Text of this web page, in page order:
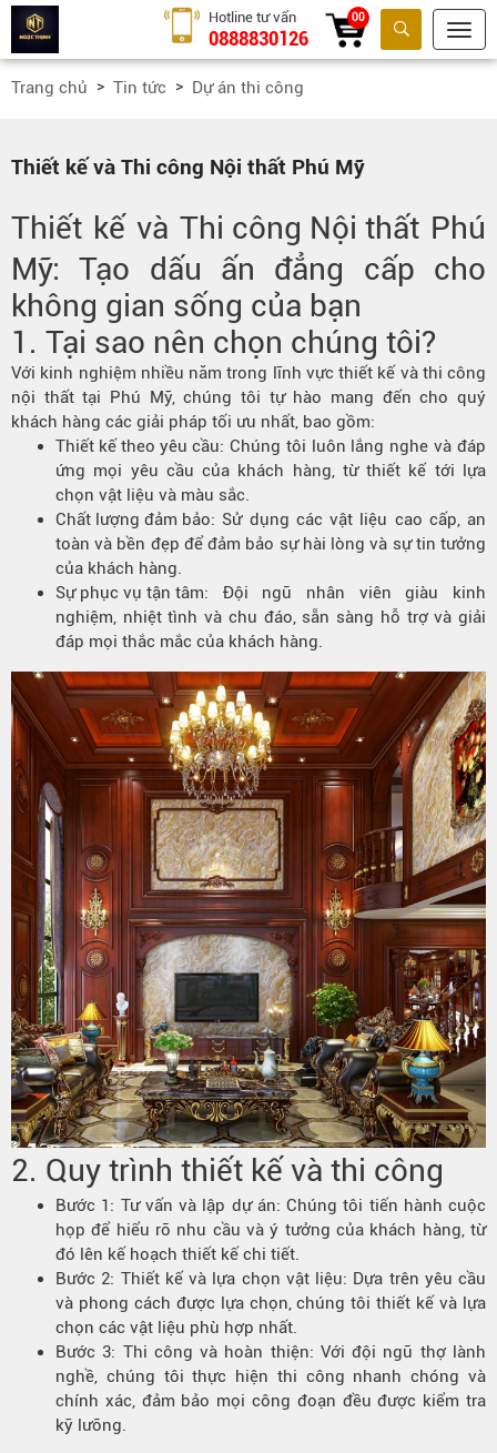
Tìm kiếm
Hotline tư vấn
0888830126
00
Trang chủ Tin tức Dự án thi công
Thiết kế và Thi công Nội thất Phú Mỹ
Thiết kế và Thi công Nội thất Phú
Mỹ: Tạo dấu ấn đẳng cấp cho
không gian sống của bạn
1. Tại sao nên chọn chúng tôi?
Với kinh nghiệm nhiều năm trong lĩnh vực thiết kế và thi công
nội thất tại Phú Mỹ, chúng tôi tự hào mang đến cho quý
khách hàng các giải pháp tối ưu nhất, bao gồm:
Thiết kế theo yêu cầu: Chúng tôi luôn lắng nghe và đáp
ứng mọi yêu cầu của khách hàng, từ thiết kế tới lựa
chọn vật liệu và màu sắc.
Chất lượng đảm bảo: Sử dụng các vật liệu cao cấp, an
toàn và bền đẹp để đảm bảo sự hài lòng và sự tin tưởng
của khách hàng.
Sự phục vụ tận tâm: Đội ngũ nhân viên giàu kinh
nghiệm, nhiệt tình và chu đáo, sẵn sàng hỗ trợ và giải
đáp mọi thắc mắc của khách hàng.
2. Quy trình thiết kế và thi công
Bước 1: Tư vấn và lập dự án: Chúng tôi tiến hành cuộc
họp để hiểu rõ nhu cầu và ý tưởng của khách hàng, từ
đó lên kế hoạch thiết kế chi tiết.
Bước 2: Thiết kế và lựa chọn vật liệu: Dựa trên yêu cầu
và phong cách được lựa chọn, chúng tôi thiết kế và lựa
chọn các vật liệu phù hợp nhất.
Bước 3: Thi công và hoàn thiện: Với đội ngũ thợ lành
nghề, chúng tôi thực hiện thi công nhanh chóng và
chính xác, đảm bảo mọi công đoạn đều được kiểm tra
kỹ lưỡng.